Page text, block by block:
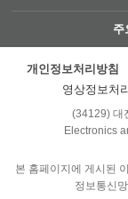
주
개인정보처리방침
영상정보처
(34129) 대
Electronics
본 홈페이지에 게시된
정보통신